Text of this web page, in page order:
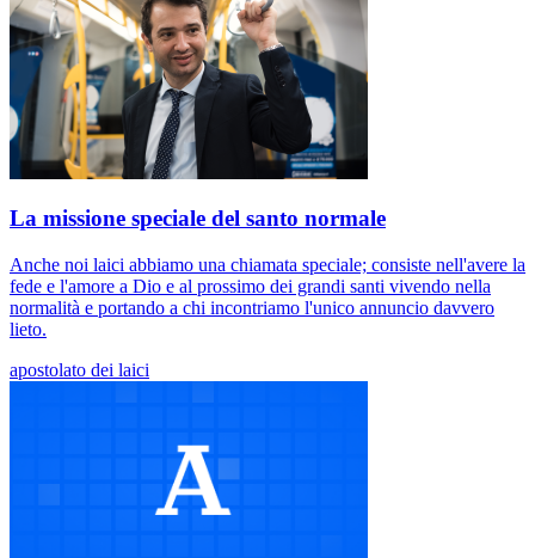
La missione speciale del santo normale
Anche noi laici abbiamo una chiamata speciale; consiste nell'avere la
fede e l'amore a Dio e al prossimo dei grandi santi vivendo nella
normalità e portando a chi incontriamo l'unico annuncio davvero
lieto.
apostolato dei laici